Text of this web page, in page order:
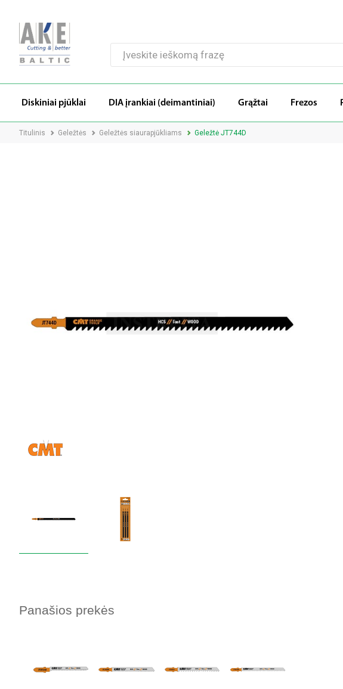
Diskiniai pjūklai DIA įrankiai (deimantiniai) Grąžtai Frezos
Titulinis Geležtės Geležtės siaurapjūkliams Geležtė JT744D
Panašios prekės